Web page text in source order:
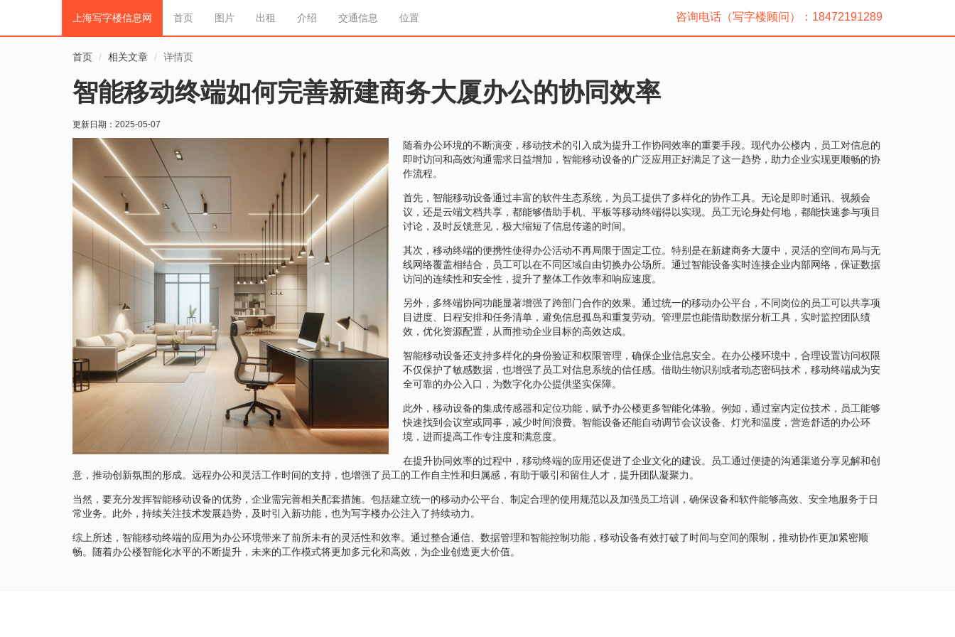
上海写字楼信息网 首页 图片 出租 介绍 交通信息 位置 咨询电话（写字楼顾问）：18472191289
首页 相关文章 详情页
智能移动终端如何完善新建商务大厦办公的协同效率
更新日期： 2025-05-07
随着办公环境的不断演变，移动技术的引入成为提升工作协同效率的重要手段。现代办公楼内，员工对信息的
即时访问和高效沟通需求日益增加，智能移动设备的广泛应用正好满足了这一趋势，助力企业实现更顺畅的协
作流程。
首先，智能移动设备通过丰富的软件生态系统，为员工提供了多样化的协作工具。无论是即时通讯、视频会
议，还是云端文档共享，都能够借助手机、平板等移动终端得以实现。员工无论身处何地，都能快速参与项目
讨论，及时反馈意见，极大缩短了信息传递的时间。
其次，移动终端的便携性使得办公活动不再局限于固定工位。特别是在新建商务大厦中，灵活的空间布局与无
线网络覆盖相结合，员工可以在不同区域自由切换办公场所。通过智能设备实时连接企业内部网络，保证数据
访问的连续性和安全性，提升了整体工作效率和响应速度。
另外，多终端协同功能显著增强了跨部门合作的效果。通过统一的移动办公平台，不同岗位的员工可以共享项
目进度、日程安排和任务清单，避免信息孤岛和重复劳动。管理层也能借助数据分析工具，实时监控团队绩
效，优化资源配置，从而推动企业目标的高效达成。
智能移动设备还支持多样化的身份验证和权限管理，确保企业信息安全。在办公楼环境中，合理设置访问权限
不仅保护了敏感数据，也增强了员工对信息系统的信任感。借助生物识别或者动态密码技术，移动终端成为安
全可靠的办公入口，为数字化办公提供坚实保障。
此外，移动设备的集成传感器和定位功能，赋予办公楼更多智能化体验。例如，通过室内定位技术，员工能够
快速找到会议室或同事，减少时间浪费。智能设备还能自动调节会议设备、灯光和温度，营造舒适的办公环
境，进而提高工作专注度和满意度。
在提升协同效率的过程中，移动终端的应用还促进了企业文化的建设。员工通过便捷的沟通渠道分享见解和创
意，推动创新氛围的形成。远程办公和灵活工作时间的支持，也增强了员工的工作自主性和归属感，有助于吸引和留住人才，提升团队凝聚力。
当然，要充分发挥智能移动设备的优势，企业需完善相关配套措施。包括建立统一的移动办公平台、制定合理的使用规范以及加强员工培训，确保设备和软件能够高效、安全地服务于日
常业务。此外，持续关注技术发展趋势，及时引入新功能，也为写字楼办公注入了持续动力。
综上所述，智能移动终端的应用为办公环境带来了前所未有的灵活性和效率。通过整合通信、数据管理和智能控制功能，移动设备有效打破了时间与空间的限制，推动协作更加紧密顺
畅。随着办公楼智能化水平的不断提升，未来的工作模式将更加多元化和高效，为企业创造更大价值。